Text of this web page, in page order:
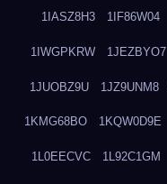
1IASZ8H3 1IF86W04
1IWGPKRW 1JEZBYO7
1JUOBZ9U 1JZ9UNM8
1KMG68BO 1KQW0D9E
1L0EECVC 1L92C1GM